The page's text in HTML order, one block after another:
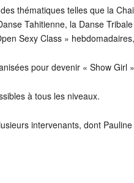
thématiques telles que la
Tahitienne, la Danse
Sexy Class »
pour devenir « Show Girl
à tous les niveaux.
intervenants, dont